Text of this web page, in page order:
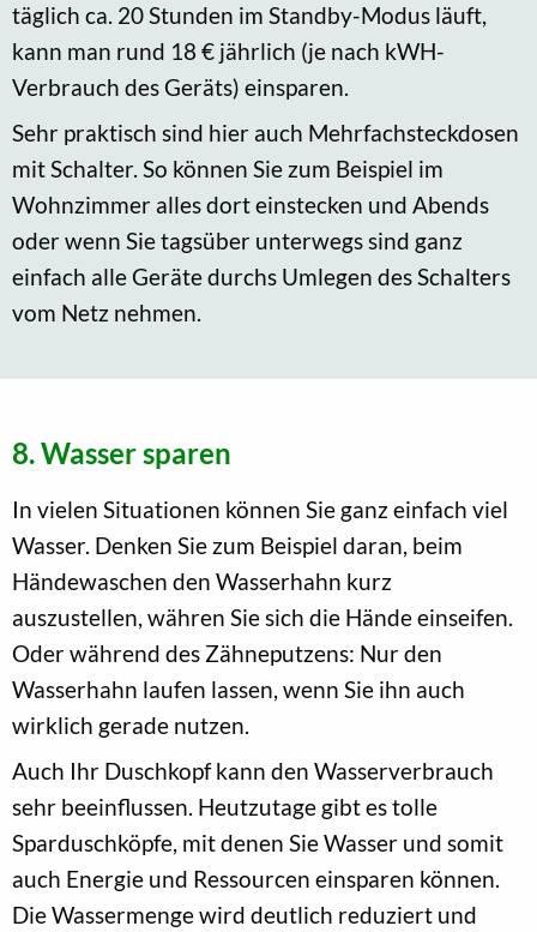
täglich ca. 20 Stunden im Standby-Modus läuft,
kann man rund 18 € jährlich (je nach kWH-
Verbrauch des Geräts) einsparen.
Sehr praktisch sind hier auch Mehrfachsteckdosen
mit Schalter. So können Sie zum Beispiel im
Wohnzimmer alles dort einstecken und Abends
oder wenn Sie tagsüber unterwegs sind ganz
einfach alle Geräte durchs Umlegen des Schalters
vom Netz nehmen.
8. Wasser sparen
In vielen Situationen können Sie ganz einfach viel
Wasser. Denken Sie zum Beispiel daran, beim
Händewaschen den Wasserhahn kurz
auszustellen, währen Sie sich die Hände einseifen.
Oder während des Zähneputzens: Nur den
Wasserhahn laufen lassen, wenn Sie ihn auch
wirklich gerade nutzen.
Auch Ihr Duschkopf kann den Wasserverbrauch
sehr beeinflussen. Heutzutage gibt es tolle
Sparduschköpfe, mit denen Sie Wasser und somit
auch Energie und Ressourcen einsparen können.
Die Wassermenge wird deutlich reduziert und